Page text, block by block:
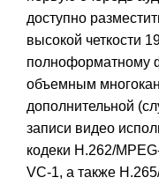
доступно
высокой четкости
полноформатному
объемным
дополнительной
записи видео
кодеки H.262/
VC-1, а также